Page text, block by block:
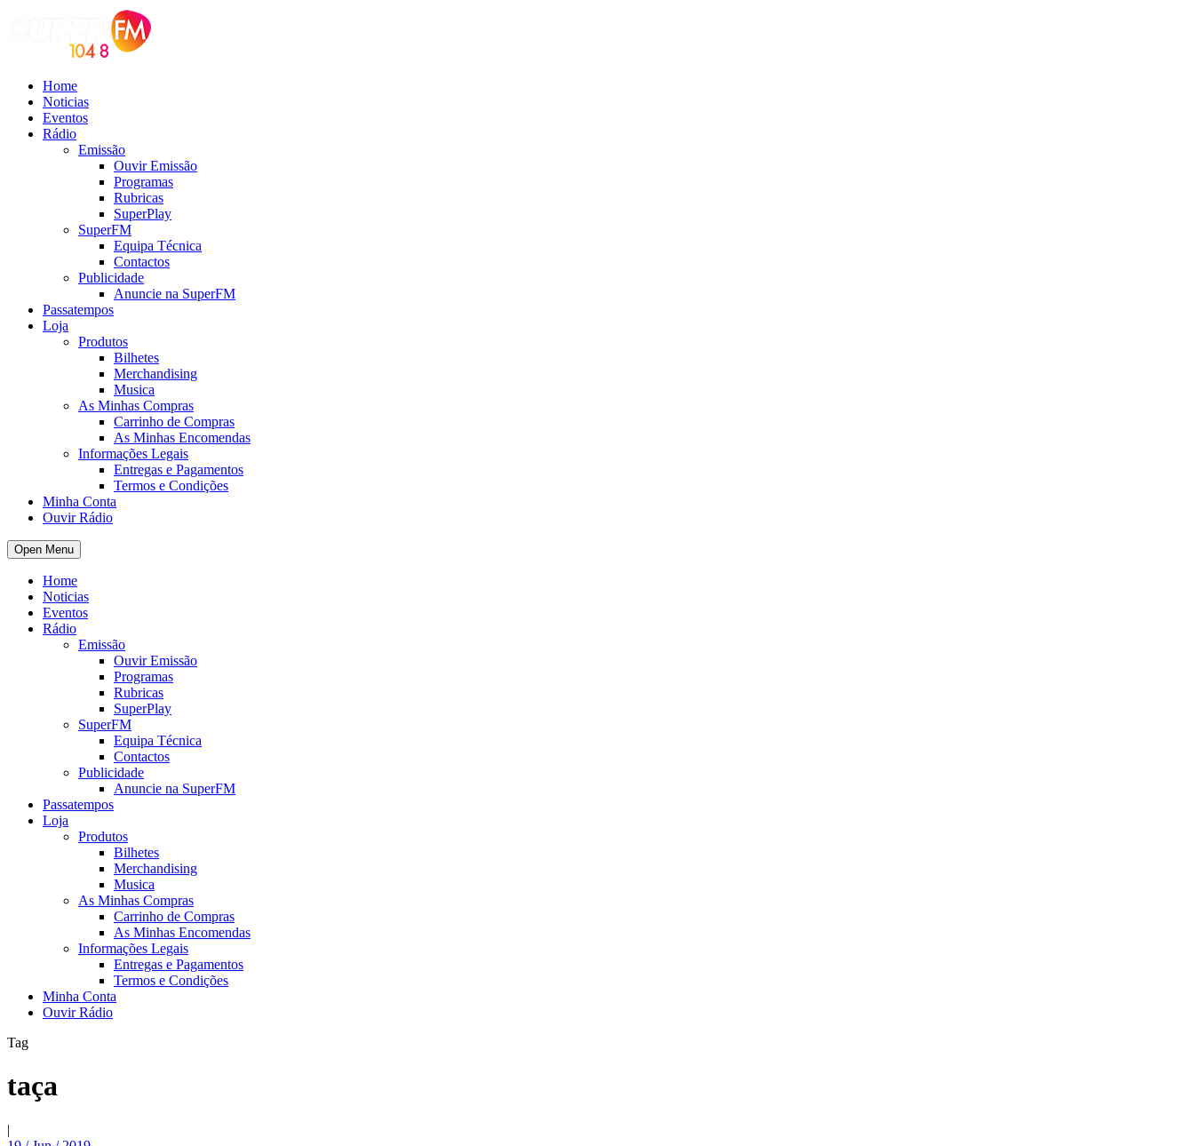
Home
Noticias
Eventos
Rádio
Emissão
Ouvir Emissão
Programas
Rubricas
SuperPlay
SuperFM
Equipa Técnica
Contactos
Publicidade
Anuncie na SuperFM
Passatempos
Loja
Produtos
Bilhetes
Merchandising
Musica
As Minhas Compras
Carrinho de Compras
As Minhas Encomendas
Informações Legais
Entregas e Pagamentos
Termos e Condições
Minha Conta
Ouvir Rádio
Open Menu
Home
Noticias
Eventos
Rádio
Emissão
Ouvir Emissão
Programas
Rubricas
SuperPlay
SuperFM
Equipa Técnica
Contactos
Publicidade
Anuncie na SuperFM
Passatempos
Loja
Produtos
Bilhetes
Merchandising
Musica
As Minhas Compras
Carrinho de Compras
As Minhas Encomendas
Informações Legais
Entregas e Pagamentos
Termos e Condições
Minha Conta
Ouvir Rádio
Tag
taça
|